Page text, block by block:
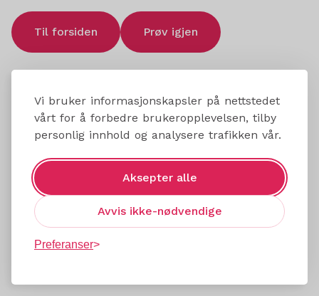
Vi bruker informasjonskapsler på nettstedet
vårt for å forbedre brukeropplevelsen, tilby
personlig innhold og analysere trafikken vår.
Aksepter alle
Avvis ikke-nødvendige
Preferanser
Til forsiden Prøv igjen